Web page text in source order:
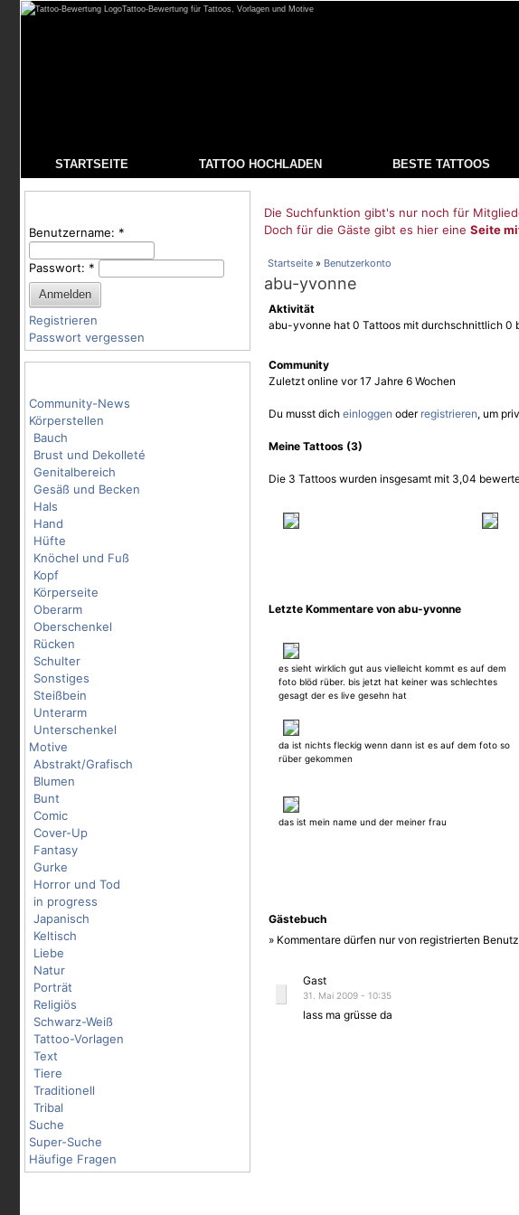
Tattoo-Bewertung für Tattoos, Vorlagen und Motive
STARTSEITE TATTOO HOCHLADEN BESTE TATTOOS
Benutzername: *
Passwort: *
Registrieren
Passwort vergessen
Community-News
Körperstellen
Bauch
Brust und Dekolleté
Genitalbereich
Gesäß und Becken
Hals
Hand
Hüfte
Knöchel und Fuß
Kopf
Körperseite
Oberarm
Oberschenkel
Rücken
Schulter
Sonstiges
Steißbein
Unterarm
Unterschenkel
Motive
Abstrakt/Grafisch
Blumen
Bunt
Comic
Cover-Up
Fantasy
Gurke
Horror und Tod
in progress
Japanisch
Keltisch
Liebe
Natur
Porträt
Religiös
Schwarz-Weiß
Tattoo-Vorlagen
Text
Tiere
Traditionell
Tribal
Suche
Super-Suche
Häufige Fragen
Die Suchfunktion gibt's nur noch für
Doch für die Gäste gibt es hier eine Seite
Startseite » Benutzerkonto
abu-yvonne
Aktivität
abu-yvonne hat 0 Tattoos mit durchschnittlich 0
Community
Zuletzt online vor 17 Jahre 6 Wochen
Du musst dich einloggen oder registrieren, um
Meine Tattoos (3)
Die 3 Tattoos wurden insgesamt mit 3,04
Letzte Kommentare von abu-yvonne
es sieht wirklich gut aus vielleicht kommt es auf dem
foto blöd rüber. bis jetzt hat keiner was schlechtes
gesagt der es live gesehn hat
da ist nichts fleckig wenn dann ist es auf dem foto so
rüber gekommen
das ist mein name und der meiner frau
Gästebuch
» Kommentare dürfen nur von registrierten
Gast
31. Mai 2009 - 10:35
lass ma grüsse da